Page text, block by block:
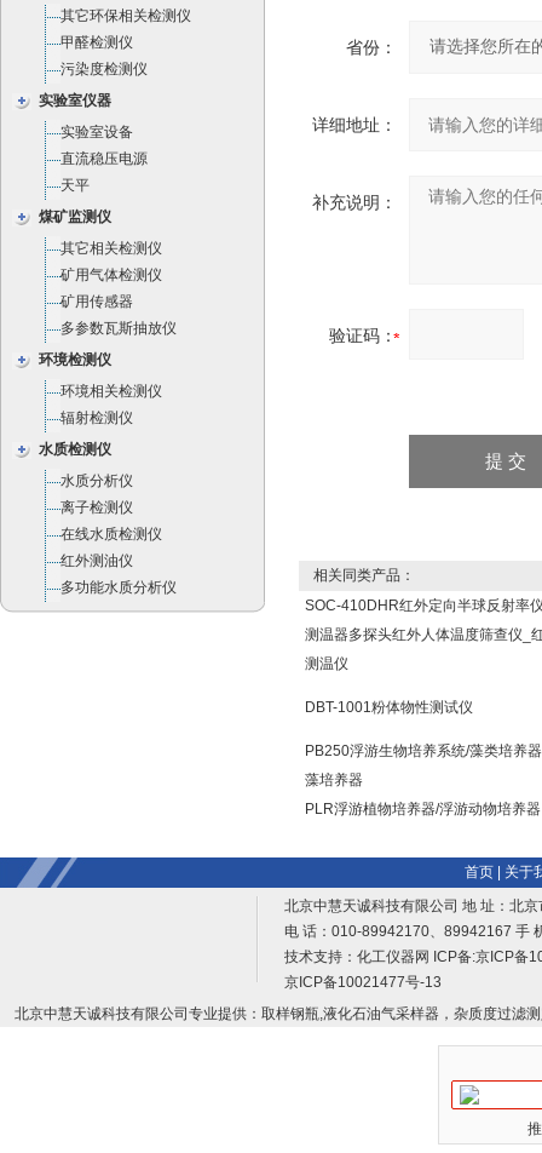
其它环保相关检测仪
甲醛检测仪
污染度检测仪
实验室仪器
实验室设备
直流稳压电源
天平
煤矿监测仪
其它相关检测仪
矿用气体检测仪
矿用传感器
多参数瓦斯抽放仪
环境检测仪
环境相关检测仪
辐射检测仪
水质检测仪
水质分析仪
离子检测仪
在线水质检测仪
红外测油仪
多功能水质分析仪
省份：
详细地址：
补充说明：
验证码：
相关同类产品：
SOC-410DHR红外定向半球反射率
测温器多探头红外人体温度筛查仪_
测温仪
DBT-1001粉体物性测试仪
PB250浮游生物培养系统/藻类培养
藻培养器
PLR浮游植物培养器/浮游动物培养器
首页|
关于
北京中慧天诚科技有限公司 地 址：北
电 话：010-89942170、89942167 手
技术支持： 化工仪器网 ICP备:京ICP备
京ICP备10021477号-13
北京中慧天诚科技有限公司专业提供：取样钢瓶,液化石油气采样器，杂质度过滤